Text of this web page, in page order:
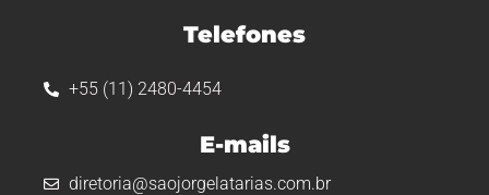
Telefones
+55 (11) 2480-4454
E-mails
diretoria@saojorgelatarias.com.br